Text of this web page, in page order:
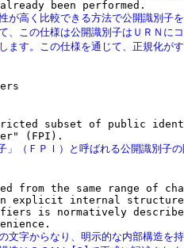
が高く比較できる方法で公開識別子
、この仕様は公開識別子はＵＲＮに
ます。この仕様を通じて、正規化が
subset of public
（ＦＰＩ）と呼ばれる公開識別子
from the same range of
explicit internal
is normatively
文字からなり、明示的な内部構造を